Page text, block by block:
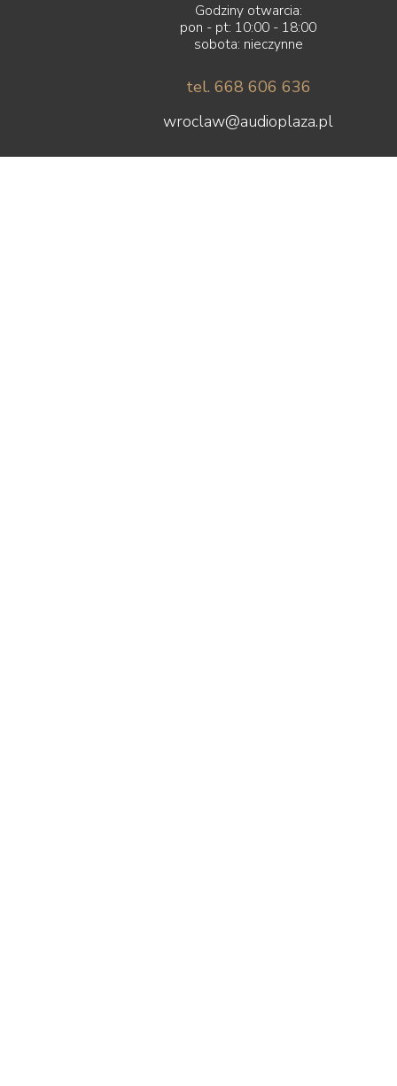
Godziny otwarcia:
pon - pt: 10:00 - 18:00
sobota: nieczynne
tel. 668 606 636
wroclaw@audioplaza.pl